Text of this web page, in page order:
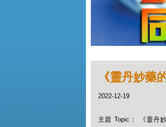
《靈丹妙
2022-12-19
主題 Topic： 《靈丹